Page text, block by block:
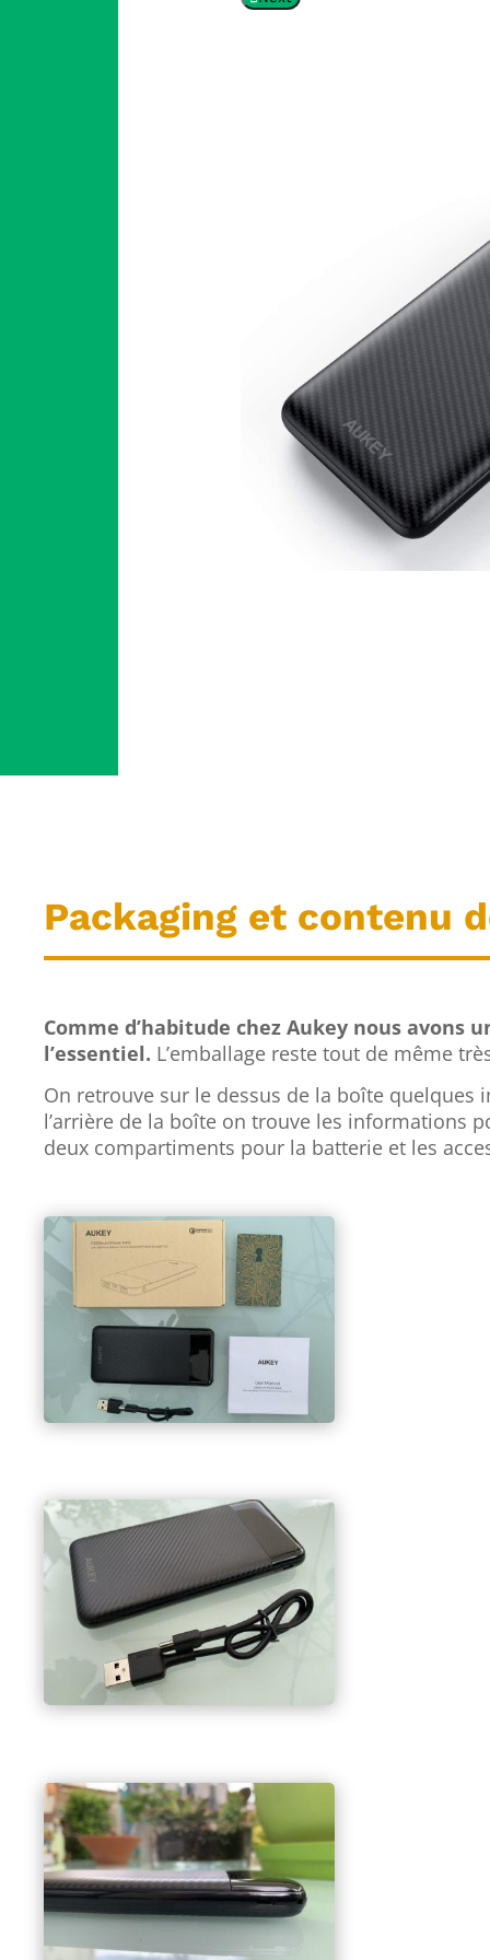
Packaging et contenu
Comme d’habitude chez Aukey nous avons
l’essentiel. L’emballage reste tout de même
On retrouve sur le dessus de la boîte
l’arrière de la boîte on trouve les informations
deux compartiments pour la batterie et les